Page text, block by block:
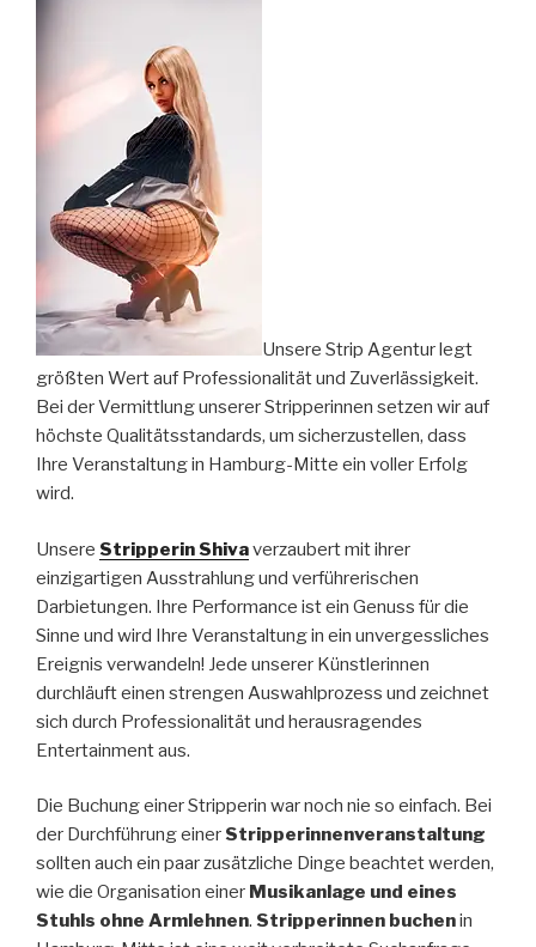
Unsere Strip Agentur legt
größten Wert auf Professionalität und Zuverlässigkeit.
Bei der Vermittlung unserer Stripperinnen setzen wir auf
höchste Qualitätsstandards, um sicherzustellen, dass
Ihre Veranstaltung in Hamburg-Mitte ein voller Erfolg
wird.
Unsere Stripperin Shivaverzaubert mit ihrer
einzigartigen Ausstrahlung und verführerischen
Darbietungen. Ihre Performance ist ein Genuss für die
Sinne und wird Ihre Veranstaltung in ein unvergessliches
Ereignis verwandeln! Jede unserer Künstlerinnen
durchläuft einen strengen Auswahlprozess und zeichnet
sich durch Professionalität und herausragendes
Entertainment aus.
Die Buchung einer Stripperin war noch nie so einfach. Bei
der Durchführung einer Stripperinnenveranstaltung
sollten auch ein paar zusätzliche Dinge beachtet werden,
wie die Organisation einer Musikanlage und eines
Stuhls ohne Armlehnen. Stripperinnen buchenin